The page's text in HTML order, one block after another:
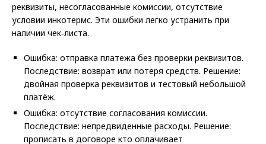
реквизиты, несогласованные комиссии, отсутствие
условии инкотермс. Эти ошибки легко устранить при
наличии чек‑листа.
Ошибка: отправка платежа без проверки реквизитов.
Последствие: возврат или потеря средств. Решение:
двойная проверка реквизитов и тестовый небольшой
платёж.
Ошибка: отсутствие согласования комиссии.
Последствие: непредвиденные расходы. Решение:
прописать в договоре кто оплачивает